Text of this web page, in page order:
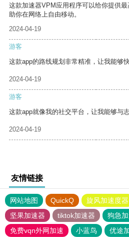
这款加速器VPM应用程序可以给你提供
助你在网络上自由移动。
2024-04-19
游客
这款app的路线规划非常精准，让我能够
2024-04-19
游客
这款app就像我的社交平台，让我能够与
2024-04-19
友情链接
网站地图 QuickQ 旋风加速度器
坚果加速器
tiktok加速器
狗急
免费vqn外网加速
小蓝鸟 优途